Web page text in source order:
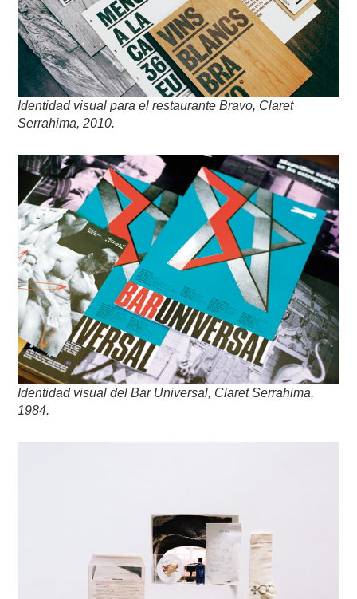
Identidad visual para el restaurante Bravo, Claret
Serrahima, 2010.
Identidad visual del Bar Universal, Claret Serrahima,
1984.